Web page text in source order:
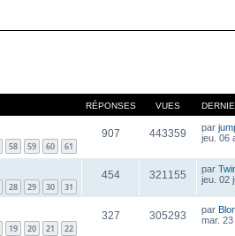
RÉPONSES VUES
58 59 60 61
907 443359 par
jeu. 06
28 29 30 31
454 321155 par
jeu. 02
19 20 21 22
327 305293 par
mar.